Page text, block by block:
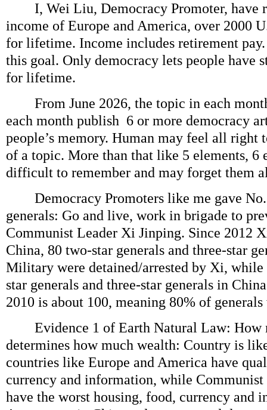
I, Wei Liu, Democracy Promoter, have
income of Europe and America, over 2000
for lifetime. Income includes retirement
this goal. Only democracy lets people have
for lifetime.
From June 2026, the topic in each
each month publish 6 or more democracy
people’s memory. Human may feel all right
of a topic. More than that like 5 elements, 6
difficult to remember and may forget them
Democracy Promoters like me gave No.
generals: Go and live, work in brigade to
Communist Leader Xi Jinping. Since 2012
China, 80 two-star generals and three-star
Military were detained/arrested by Xi,
star generals and three-star generals in
2010 is about 100, meaning 80% of
Evidence 1 of Earth Natural Law: How
determines how much wealth: Country is
countries like Europe and America have
currency and information, while
have the worst housing, food, currency and